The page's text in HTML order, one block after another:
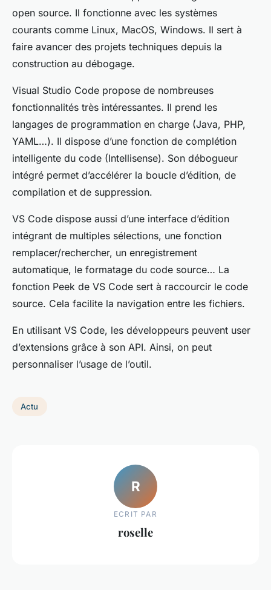
open source. Il fonctionne avec les systèmes
courants comme Linux, MacOS, Windows. Il sert à
faire avancer des projets techniques depuis la
construction au débogage.
Visual Studio Code propose de nombreuses
fonctionnalités très intéressantes. Il prend les
langages de programmation en charge (Java, PHP,
YAML…). Il dispose d’une fonction de complétion
intelligente du code (Intellisense). Son débogueur
intégré permet d’accélérer la boucle d’édition, de
compilation et de suppression.
VS Code dispose aussi d’une interface d’édition
intégrant de multiples sélections, une fonction
remplacer/rechercher, un enregistrement
automatique, le formatage du code source… La
fonction Peek de VS Code sert à raccourcir le code
source. Cela facilite la navigation entre les fichiers.
En utilisant VS Code, les développeurs peuvent user
d’extensions grâce à son API. Ainsi, on peut
personnaliser l’usage de l’outil.
Actu
R
ECRIT PAR
roselle